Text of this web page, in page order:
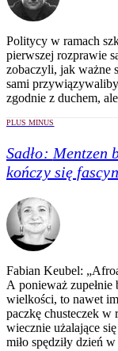
Politycy w ramach
pierwszej rozprawie
zobaczyli, jak ważne
sami
zgodnie z duchem,
PLUS MINUS
Sadło: Mentzen
kończy się
Fabian Keubel:
A ponieważ
wielkości, to nawet
paczkę chusteczek w
wiecznie użalające
miło spędziły dzień